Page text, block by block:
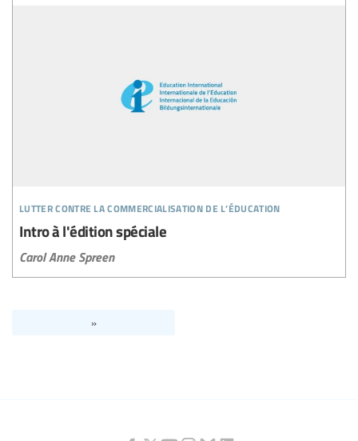
lutter contre la commercialisation de l’éducation
Intro à l'édition spéciale
Carol Anne Spreen
»